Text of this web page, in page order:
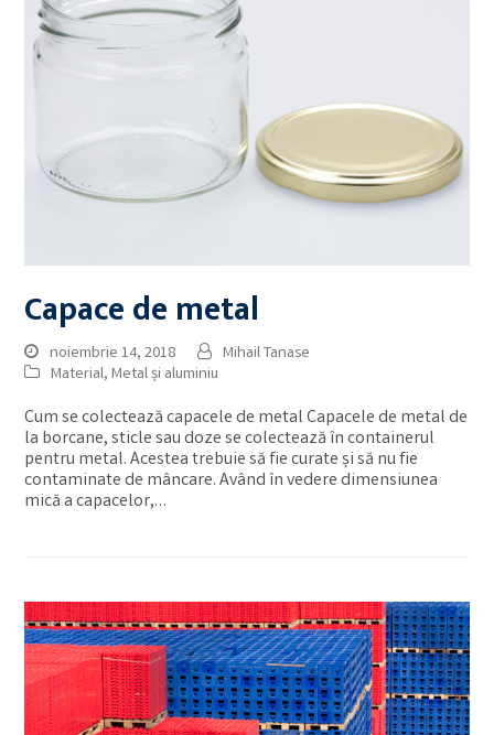
Capace de metal
noiembrie 14, 2018
Mihail Tanase
Material,Metal și aluminiu
Cum se colectează capacele de metal Capacele de metal de
la borcane, sticle sau doze se colectează în containerul
pentru metal. Acestea trebuie să fie curate și să nu fie
contaminate de mâncare. Având în vedere dimensiunea
mică a capacelor,…